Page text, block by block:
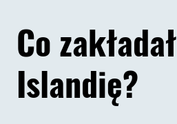
Co
Islandię?